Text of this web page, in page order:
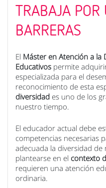
TRABAJA
BARRERAS
El Máster en Atención a la
Educativos permite
especializada para el
reconocimiento de esta
diversidad es uno de los
nuestro tiempo.
El educador actual debe
competencias necesarias
adecuada la diversidad
plantearse en el contexto
requieren una atención
ordinaria.